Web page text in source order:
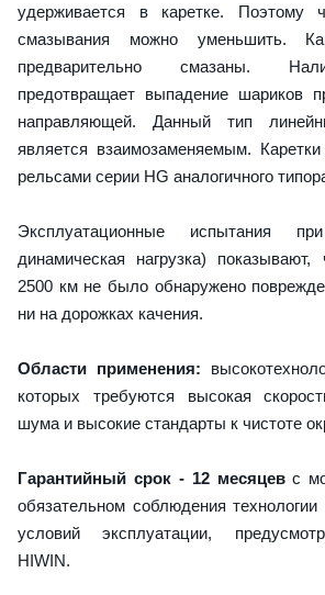
удерживается в каретке. Поэтому
смазывания можно уменьшить.
предварительно смазаны.
предотвращает выпадение шариков
направляющей. Данный тип
является взаимозаменяемым.
рельсами серии HG аналогичного
Эксплуатационные испытания
динамическая нагрузка)
2500 км не было обнаружено
ни на дорожках качения.
Области применения:
которых требуются высокая
шума и высокие стандарты к чистоте
Гарантийный срок - 12 месяцевс
обязательном соблюдения
условий эксплуатации,
HIWIN.